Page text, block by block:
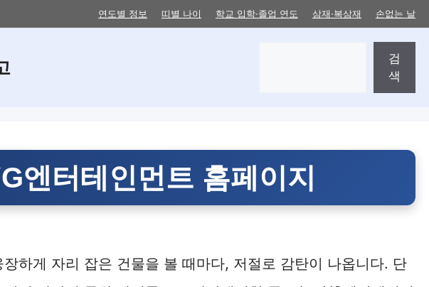
연도별 정보 띠별 나이 학교 입학·졸업 연도 삼재·복삼재 손없는 날
검
색
엔터테인먼트 홈페이지
하게 자리 잡은 건물을 볼 때마다, 저절로 감탄이 나옵니다. 단